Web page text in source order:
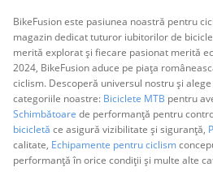
BikeFusion este pasiunea noastră pentru
magazin dedicat tuturor iubitorilor de
merită explorat și fiecare pasionat merită
2024, BikeFusion aduce pe piața
ciclism. Descoperă universul nostru și
categoriile noastre: Biciclete MTB pentru
Schimbătoare de performanță pentru
bicicletă ce asigură vizibilitate și siguranță,
calitate, Echipamente pentru ciclism
performanță în orice condiții și multe alte